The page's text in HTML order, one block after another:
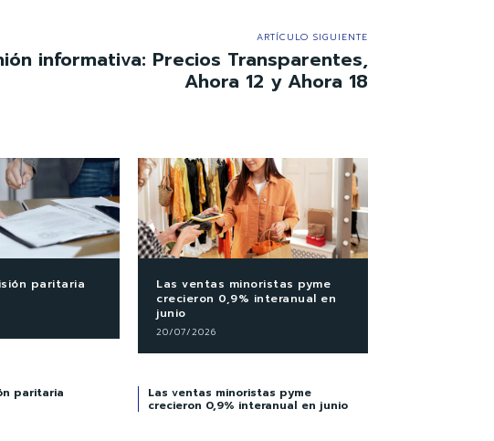
ARTÍCULO SIGUIENTE
informativa: Precios Transparentes,
Ahora 12 y Ahora 18
paritaria
Las ventas minoristas pyme
crecieron 0,9% interanual en
junio
20/07/2026
paritaria Las ventas minoristas pyme
crecieron 0,9% interanual en junio